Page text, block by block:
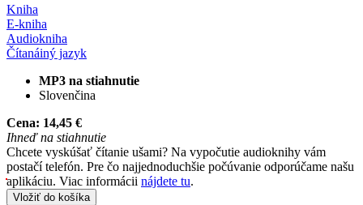
Kniha
E-kniha
Audiokniha
Čítanáiný jazyk
MP3 na stiahnutie
Slovenčina
Cena: 14,45 €
Ihneď na stiahnutie
Chcete vyskúšať čítanie ušami? Na vypočutie audioknihy vám
postačí telefón. Pre čo najjednoduchšie počúvanie odporúčame našu
aplikáciu. Viac informácii nájdete tu.
Vložiť do košíka